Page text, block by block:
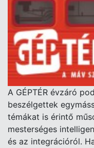
A GÉPTÉR évzáró
beszélgettek
témákat is érintő
mesterséges
és az integrációról.